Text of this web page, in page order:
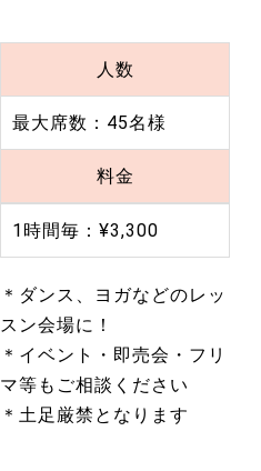
人数
最大席数：45名様
料金
1時間毎：¥3,300
＊ダンス、ヨガなどのレッ
スン会場に！
＊イベント・即売会・フリ
マ等もご相談ください
＊土足厳禁となります